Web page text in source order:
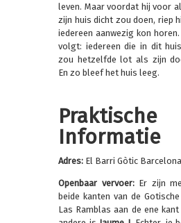
leven. Maar voordat hij voor
zijn huis dicht zou doen, riep
iedereen aanwezig kon
volgt: iedereen die in dit
zou hetzelfde lot als zijn
En zo bleef het huis leeg.
Praktische
Informatie
Adres: El Barri Gòtic
Openbaar vervoer:Er zijn
beide kanten van de
Las Ramblas aan de ene